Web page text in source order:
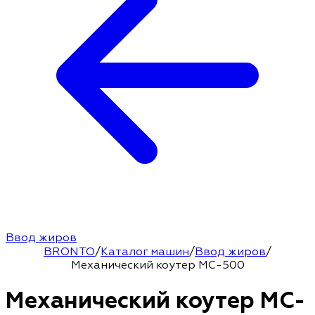
Ввод жиров
BRONTO/Каталог машин/Ввод жиров/
Механический коутер MC-500
Механический коутер MC-